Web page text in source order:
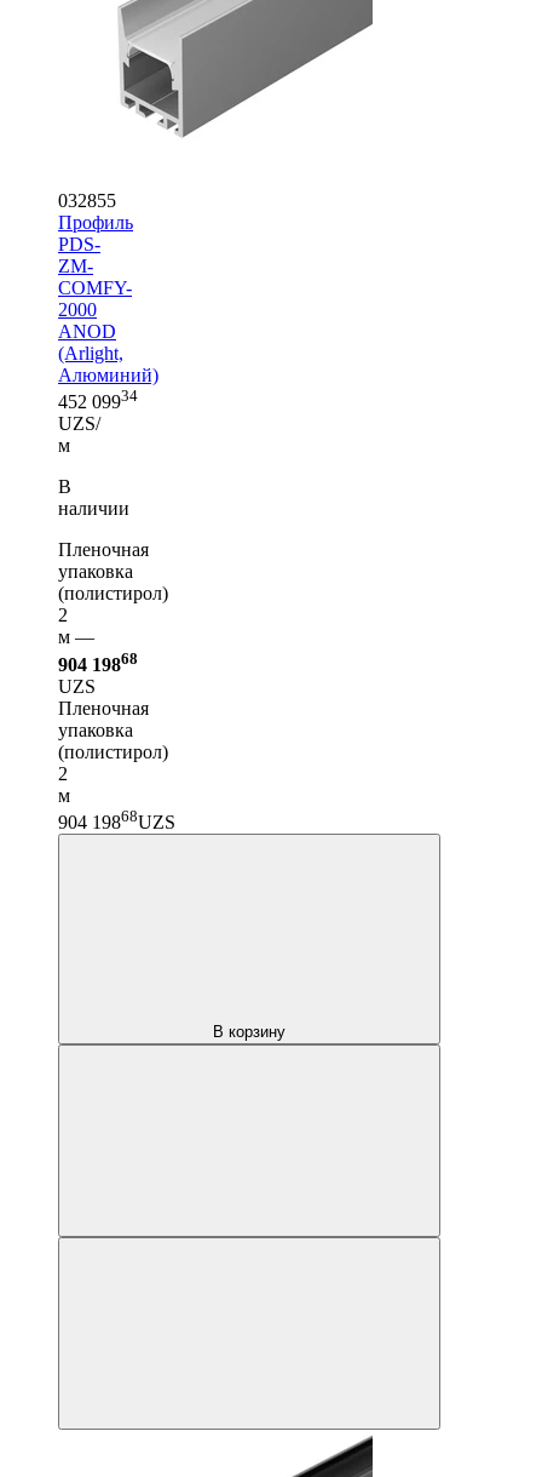
032855
Профиль
PDS-
ZM-
COMFY-
2000
ANOD
(Arlight,
Алюминий)
452 09934
UZS/
м
В
наличии
Пленочная
упаковка
(полистирол)
2
м —
904 19868
UZS
Пленочная
упаковка
(полистирол)
2
м
904 19868UZS
В корзину